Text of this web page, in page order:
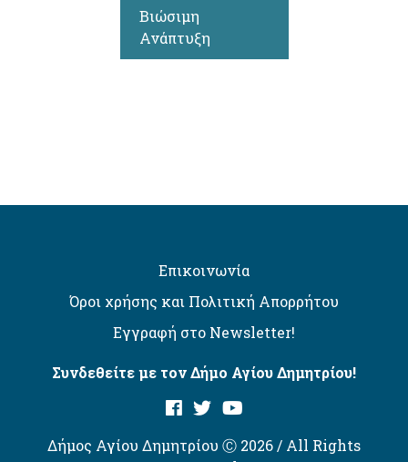
Βιώσιμη
Ανάπτυξη
Επικοινωνία
Όροι χρήσης και Πολιτική Απορρήτου
Εγγραφή στο Newsletter!
Συνδεθείτε με τον Δήμο Αγίου Δημητρίου!
Δήμος Αγίου Δημητρίου Ⓒ 2026 / All Rights